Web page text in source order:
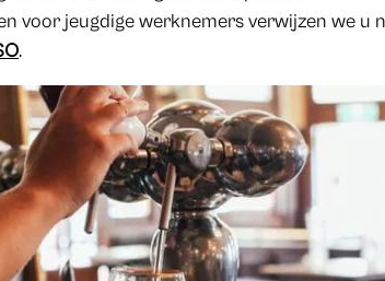
voor jeugdige werknemers verwijzen we u
.